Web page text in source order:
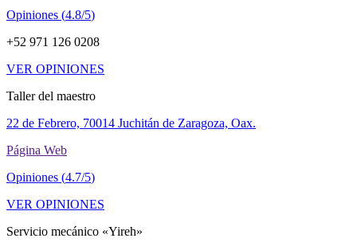
Opiniones (4.8/5)
+52 971 126 0208
VER OPINIONES
Taller del maestro
22 de Febrero, 70014 Juchitán de Zaragoza, Oax.
Página Web
Opiniones (4.7/5)
VER OPINIONES
Servicio mecánico «Yireh»